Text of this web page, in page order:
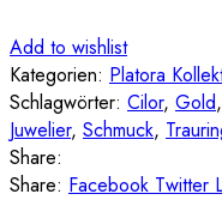
Add to wishlist
Kategorien: Platora
Schlagwörter: Cilor, Gold,
Juwelier, Schmuck,
Share:
Share: Facebook Twitter